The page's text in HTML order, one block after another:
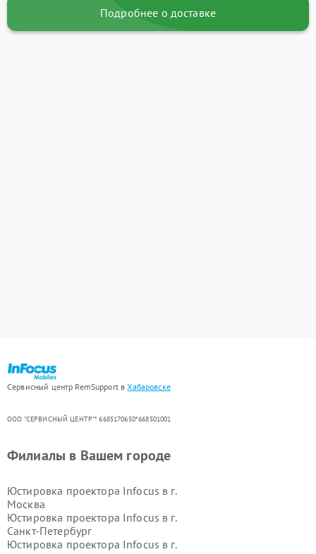
Подробнее о доставке
Сервисный центр RemSupport вХабаровске
ООО "СЕРВИСНЫЙ ЦЕНТР"* 6685170650*668501001
Филиалы в Вашем городе
Юстировка проектора Infocus в г.
Москва
Юстировка проектора Infocus в г.
Санкт-Петербург
Юстировка проектора Infocus в г.